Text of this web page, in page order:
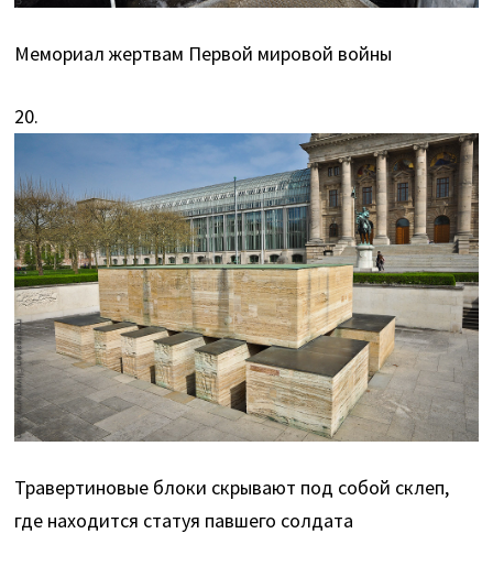
Мемориал жертвам Первой мировой войны
20.
Травертиновые блоки скрывают под собой склеп,
где находится статуя павшего солдата